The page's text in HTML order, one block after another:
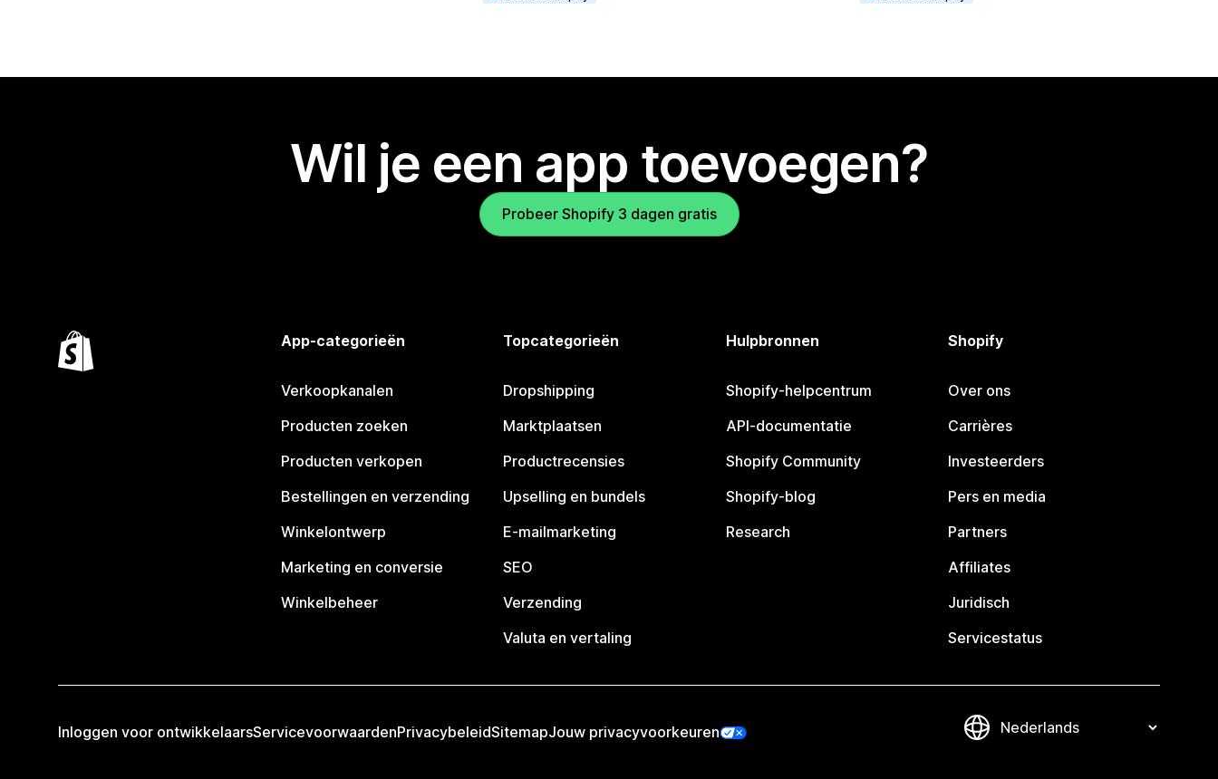
Wil je een app toevoegen?
Probeer Shopify 3 dagen gratis
App-categorieën
Verkoopkanalen
Producten zoeken
Producten verkopen
Bestellingen en verzending
Winkelontwerp
Marketing en conversie
Winkelbeheer
Topcategorieën
Dropshipping
Marktplaatsen
Productrecensies
Upselling en bundels
E-mailmarketing
SEO
Verzending
Valuta en vertaling
Hulpbronnen
Shopify-helpcentrum
API-documentatie
Shopify Community
Shopify-blog
Research
Shopify
Over ons
Carrières
Investeerders
Pers en media
Partners
Affiliates
Juridisch
Servicestatus
Inloggen voor ontwikkelaarsServicevoorwaardenPrivacybeleidSitemapJouw privacyvoorkeuren